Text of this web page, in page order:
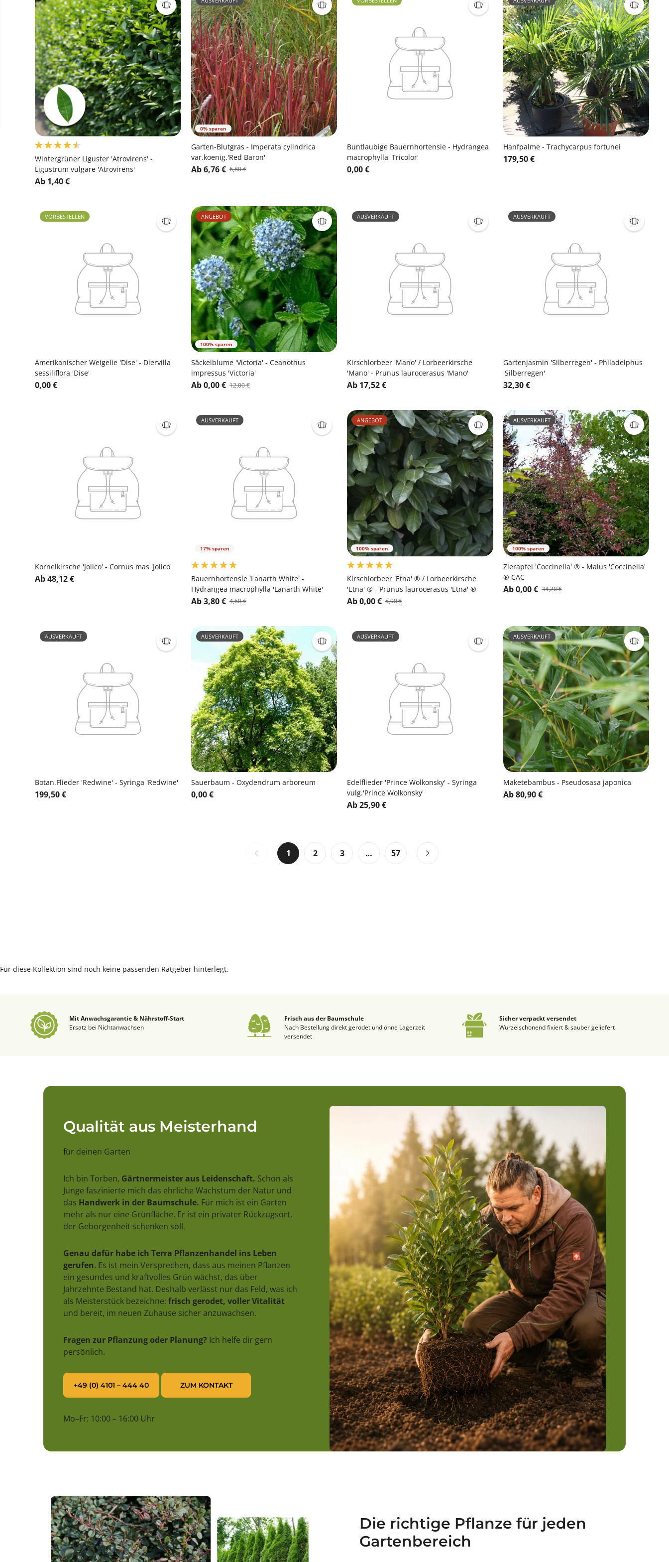
Wintergrüner Liguster 'Atrovirens' -
Ligustrum vulgare 'Atrovirens'
Ab 1,40 €
0% sparen
Garten-Blutgras - Imperata cylindrica
var.koenig.'Red Baron'
Ab 6,76 € 6,80 €
Buntlaubige Bauernhortensie - Hydrangea
macrophylla 'Tricolor'
0,00 €
Hanfpalme - Trachycarpus fortunei
179,50 €
VORBESTELLEN
Amerikanischer Weigelie 'Dise' - Diervilla
sessiliflora 'Dise'
0,00 €
100% sparen
ANGEBOT
Säckelblume 'Victoria' - Ceanothus
impressus 'Victoria'
Ab 0,00 € 12,00 €
AUSVERKAUFT
Kirschlorbeer 'Mano' / Lorbeerkirsche
'Mano' - Prunus laurocerasus 'Mano'
Ab 17,52 €
AUSVERKAUFT
Gartenjasmin 'Silberregen' - Philadelphus
'Silberregen'
32,30 €
Kornelkirsche 'Jolico' - Cornus mas 'Jolico'
Ab 48,12 €
17% sparen
AUSVERKAUFT
Bauernhortensie 'Lanarth White' -
Hydrangea macrophylla 'Lanarth White'
Ab 3,80 € 4,60 €
100% sparen
ANGEBOT
Kirschlorbeer 'Etna' ® / Lorbeerkirsche
'Etna' ® - Prunus laurocerasus 'Etna' ®
Ab 0,00 € 5,90 €
100% sparen
AUSVERKAUFT
Zierapfel 'Coccinella' ® - Malus 'Coccinella'
® CAC
Ab 0,00 € 34,20 €
AUSVERKAUFT
Botan.Flieder 'Redwine' - Syringa 'Redwine'
199,50 €
AUSVERKAUFT
Sauerbaum - Oxydendrum arboreum
0,00 €
AUSVERKAUFT
Edelflieder 'Prince Wolkonsky' - Syringa
vulg.'Prince Wolkonsky'
Ab 25,90 €
AUSVERKAUFT
Maketebambus - Pseudosasa japonica
Ab 80,90 €
1 2 3 … 57
Für diese Kollektion sind noch keine passenden Ratgeber hinterlegt.
Mit Anwachsgarantie & Nährstoff-Start
Ersatz bei Nichtanwachsen
Frisch aus der Baumschule
Nach Bestellung direkt gerodet und ohne Lagerzeit
versendet
Sicher verpackt versendet
Wurzelschonend fixiert & sauber geliefert
Qualität aus Meisterhand
für deinen Garten
Ich bin Torben, Gärtnermeister aus Leidenschaft. Schon als
Junge faszinierte mich das ehrliche Wachstum der Natur und
das Handwerk in der Baumschule. Für mich ist ein Garten
mehr als nur eine Grünfläche. Er ist ein privater Rückzugsort,
der Geborgenheit schenken soll.
Genau dafür habe ich Terra Pflanzenhandel ins Leben
gerufen. Es ist mein Versprechen, dass aus meinen Pflanzen
ein gesundes und kraftvolles Grün wächst, das über
Jahrzehnte Bestand hat. Deshalb verlässt nur das Feld, was ich
als Meisterstück bezeichne: frisch gerodet, voller Vitalität
und bereit, im neuen Zuhause sicher anzuwachsen.
Fragen zur Pflanzung oder Planung? Ich helfe dir gern
persönlich.
+49 (0) 4101 – 444 40 ZUM KONTAKT
Mo–Fr: 10:00 – 16:00 Uhr
Die richtige Pflanze für jeden
Gartenbereich